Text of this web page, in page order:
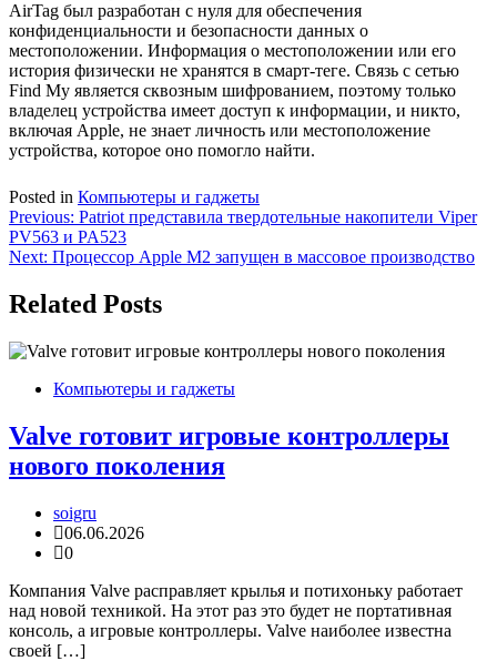
AirTag был разработан с нуля для обеспечения
конфиденциальности и безопасности данных о
местоположении. Информация о местоположении или его
история физически не хранятся в смарт-теге. Связь с сетью
Find My является сквозным шифрованием, поэтому только
владелец устройства имеет доступ к информации, и никто,
включая Apple, не знает личность или местоположение
устройства, которое оно помогло найти.
Posted in Компьютеры и гаджеты
Навигация
по
Previous: Patriot представила твердотельные накопители Viper
PV563 и PA523
Next: Процессор Apple M2 запущен в массовое производство
Related Posts
Компьютеры и гаджеты
Valve готовит игровые контроллеры
нового поколения
soigru
06.06.2026
0
Компания Valve расправляет крылья и потихоньку работает
над новой техникой. На этот раз это будет не портативная
консоль, а игровые контроллеры. Valve наиболее известна
своей […]